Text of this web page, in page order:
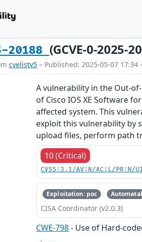
20188 (GCVE-0-2025-
cvelistv5 – Published: 2025-05-07 17:34
A vulnerability in the Out-
of Cisco IOS XE Software
affected system. This
exploit this vulnerability by
upload files, perform path
10 (Critical)
CVSS:3.1/AV:N/AC:L/
Exploitation: poc
CISA Coordinator (v2.0.3)
CWE-798- Use of Hard-